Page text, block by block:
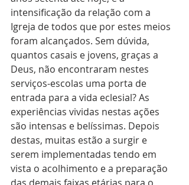
intensificação da relação com a
Igreja de todos que por estes meios
foram alcançados. Sem dúvida,
quantos casais e jovens, graças a
Deus, não encontraram nestes
serviços-escolas uma porta de
entrada para a vida eclesial? As
experiências vividas nestas ações
são intensas e belíssimas. Depois
destas, muitas estão a surgir e
serem implementadas tendo em
vista o acolhimento e a preparação